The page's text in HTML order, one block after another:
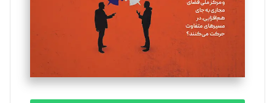
ملینا جعفری
تحریریه
مصطفی مسجدی آرانی
تحریریه